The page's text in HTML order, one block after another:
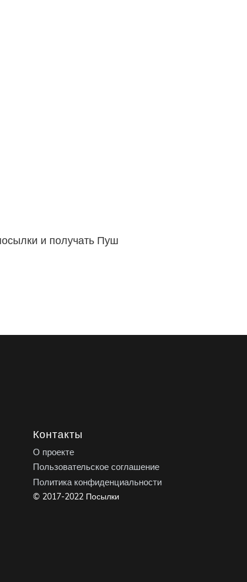
и получать Пуш
Контакты
О проекте
Пользовательское соглашение
Политика конфиденциальности
© 2017-2022 Посылки